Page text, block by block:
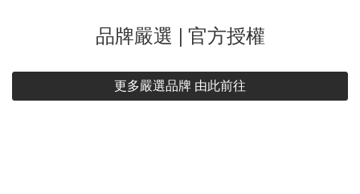
品牌嚴選 | 官方授權
更多嚴選品牌 由此前往